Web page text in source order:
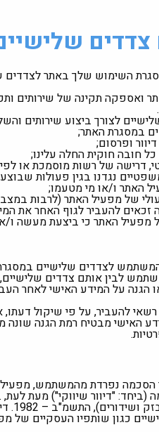
השימוש שלך באתר
תקינה של שירותים
לצורך ביצוע שירותים
במסגרת האתר;
ופרסום;
כל חובה חוקית החלה עלינו;
דרישה של רשות מוסמכת או לפי
נגדנו בגין פעולות
האתר ו/או מי מטעמו;
של מפעיל האתר (לרבות
זכאים להעביר לגוף האחר את
האתר כי ביצעת מעשה ו/
לצדדים שלישיים
לבין אותם צדדים
הגנה על המידע האישי לאחר
להעביר, על פי שיקול
האישי מבטיח רמת הגנה שונה
נפרדת מהמשתמש,
כגון שותפיו העסקיים של